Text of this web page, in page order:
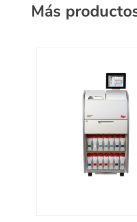
Más
Ver más información